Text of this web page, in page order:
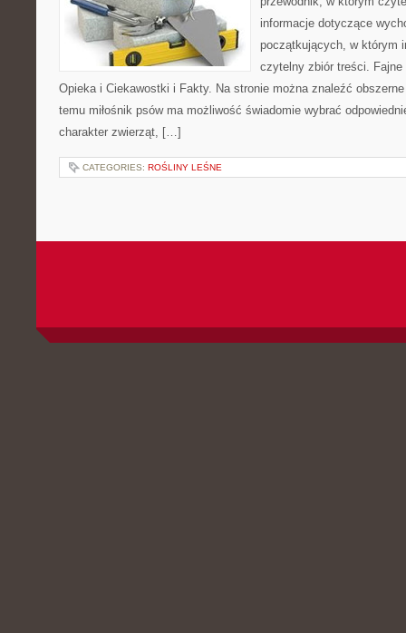
informacje dotyczące
początkujących, w którym
czytelny zbiór treści. Fajne
Opieka i Ciekawostki i Fakty. Na stronie można znaleźć
temu miłośnik psów ma możliwość świadomie wybrać
charakter zwierząt, […]
CATEGORIES: ROŚLINY LEŚNE